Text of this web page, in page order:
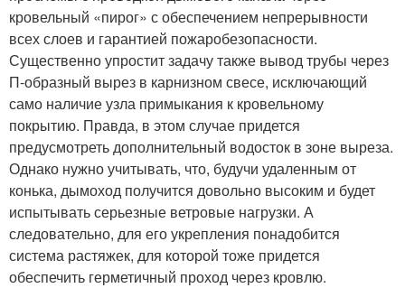
кровельный «пирог» с обеспечением непрерывности
всех слоев и гарантией пожаробезопасности.
Существенно упростит задачу также вывод трубы через
П-образный вырез в карнизном свесе, исключающий
само наличие узла примыкания к кровельному
покрытию. Правда, в этом случае придется
предусмотреть дополнительный водосток в зоне выреза.
Однако нужно учитывать, что, будучи удаленным от
конька, дымоход получится довольно высоким и будет
испытывать серьезные ветровые нагрузки. А
следовательно, для его укрепления понадобится
система растяжек, для которой тоже придется
обеспечить герметичный проход через кровлю.